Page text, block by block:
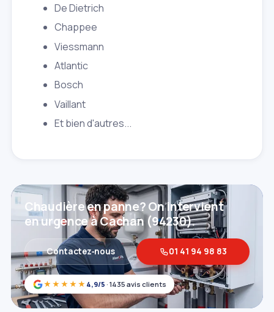
De Dietrich
Chappee
Viessmann
Atlantic
Bosch
Vaillant
Et bien d'autres...
★★★★★ 4,9/5 · 1435 avis clients
Chaudière en panne? On intervient
en urgence à Cachan (94230).
Contactez‑nous 01 41 94 98 83